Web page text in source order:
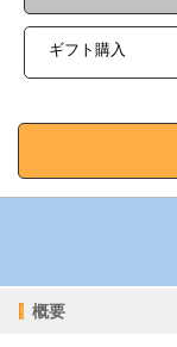
ギフト購入
概要